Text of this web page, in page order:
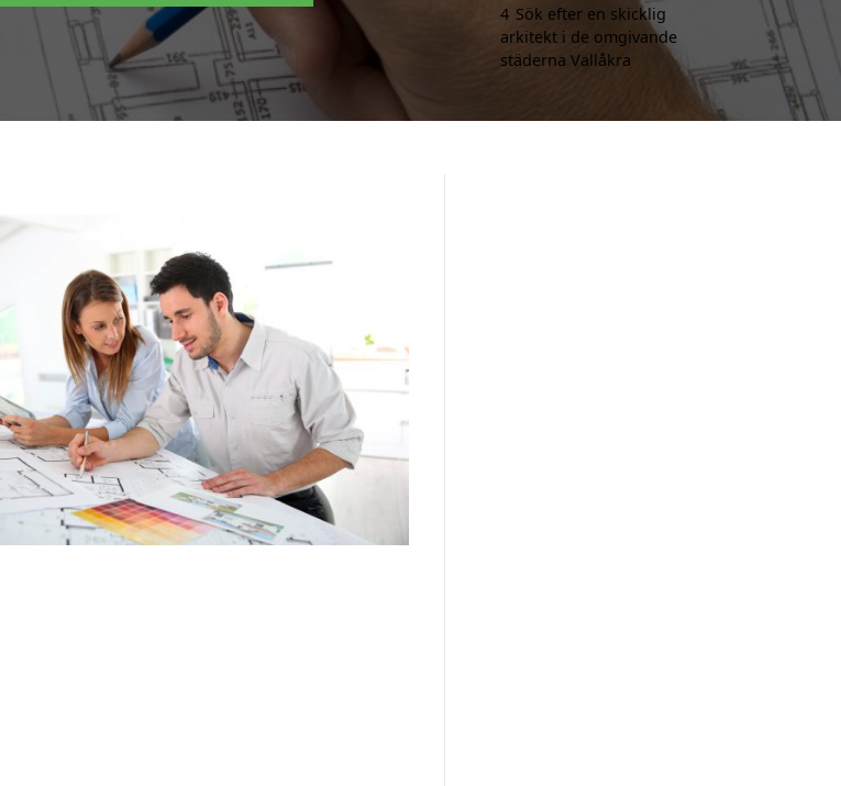
4 Sök efter en skicklig
arkitekt i de omgivande
städerna Vallåkra